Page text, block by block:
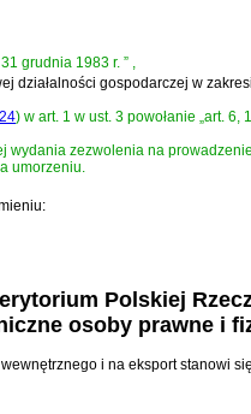
grudnia 1983 r. ”
działalności gospodarczej w
) w art. 1 w ust. 3 powołanie „art. 6,
zezwolenia na
umorzeniu.
Polskiej
osoby prawne i
i na eksport stanowi